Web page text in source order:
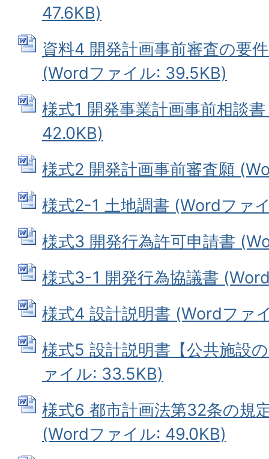
47.6KB)
資料4 開発計画事前審査の要
(Wordファイル: 39.5KB)
様式1 開発事業計画事前相談
42.0KB)
様式2 開発計画事前審査願
様式2-1 土地調書 (Wordファ
様式3 開発行為許可申請書
様式3-1 開発行為協議書
様式4 設計説明書 (Wordファ
様式5 設計説明書【公共施設
ァイル: 33.5KB)
様式6 都市計画法第32条の規
(Wordファイル: 49.0KB)